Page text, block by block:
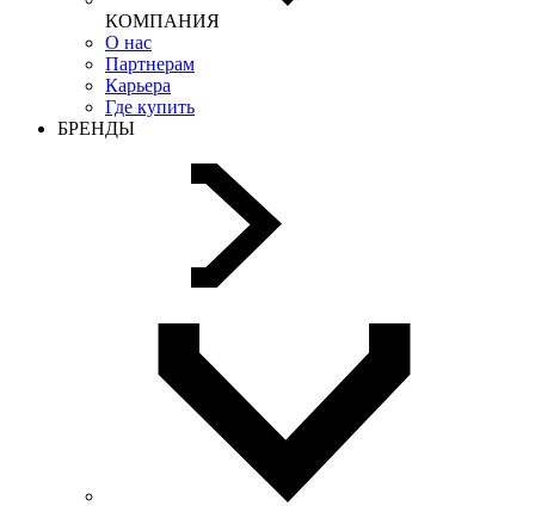
КОМПАНИЯ
О нас
Партнерам
Карьера
Где купить
БРЕНДЫ